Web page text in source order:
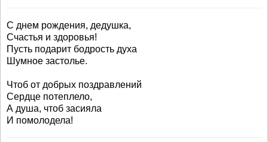
С днем рождения, дедушка,
Счастья и здоровья!
Пусть подарит бодрость духа
Шумное застолье.
Чтоб от добрых поздравлений
Сердце потеплело,
А душа, чтоб засияла
И помолодела!